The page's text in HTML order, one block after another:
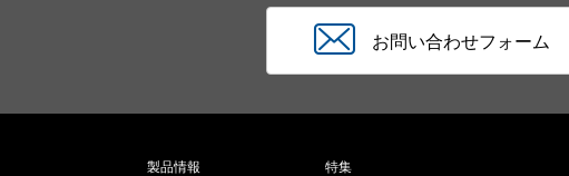
お問い合わせフォーム
製品情報
特集